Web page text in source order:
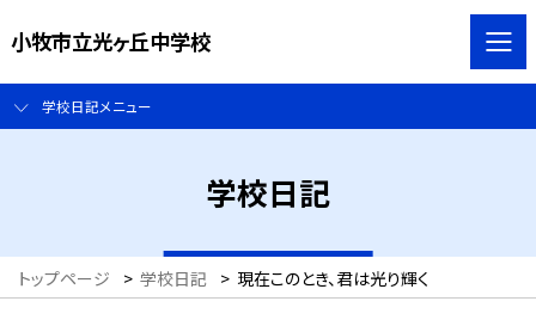
小牧市立光ヶ丘中学校
学校日記メニュー
学校日記
トップページ > 学校日記 > 現在このとき、君は光り輝く